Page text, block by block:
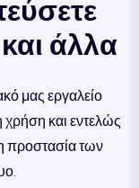
άλλα
μας εργαλείο
και εντελώς
προστασία των